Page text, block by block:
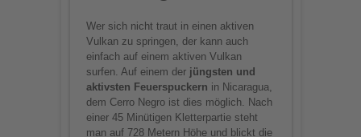
Wer sich nicht traut in einen aktiven
Vulkan zu springen, der kann auch
einfach auf einem aktiven Vulkan
surfen. Auf einem der jüngsten und
aktivsten Feuerspuckern in Nicaragua,
dem Cerro Negro ist dies möglich. Nach
einer 45 Minütigen Kletterpartie steht
man auf 728 Metern Höhe und blickt die